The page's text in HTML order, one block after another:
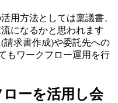
用方法としては稟議書、
になるかと思われます
請求書作成)や委託先への
もワークフロー運用を行
ーを活用し会